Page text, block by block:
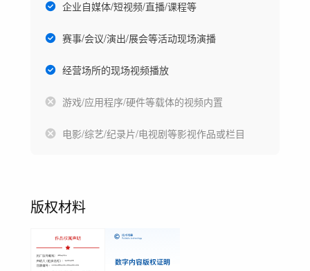
企业自媒体/短视频/直播/课程等
赛事/会议/演出/展会等活动现场演播
经营场所的现场视频播放
游戏/应用程序/硬件等载体的视频内置
电影/综艺/纪录片/电视剧等影视作品或栏目
版权材料